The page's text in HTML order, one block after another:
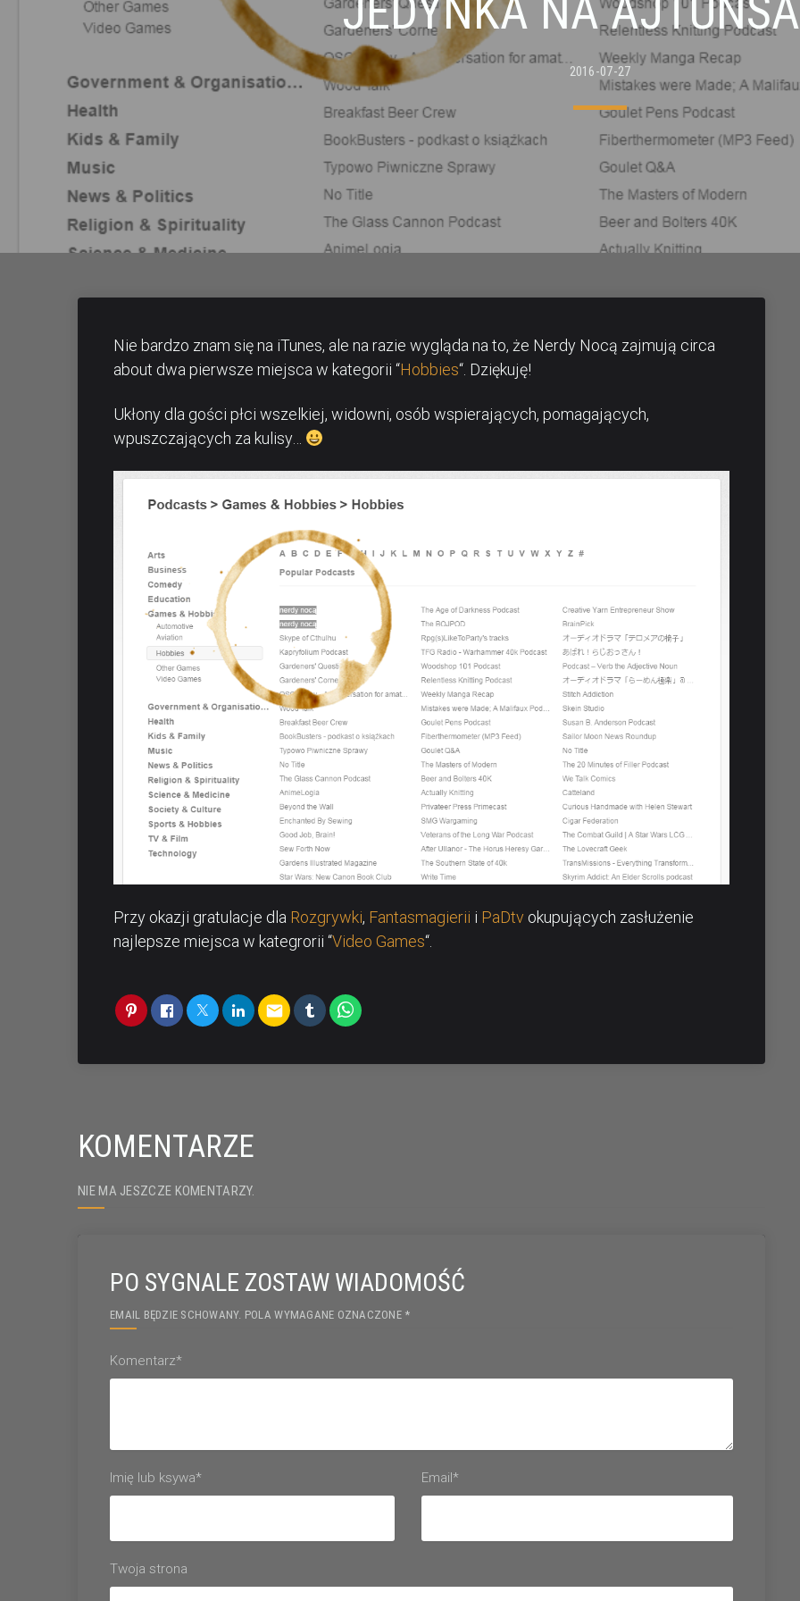
2016-07-27
Nie bardzo znam się na iTunes, ale na razie wygląda na to, że Nerdy Nocą zajmują circa
about dwa pierwsze miejsca w kategorii “Hobbies“. Dziękuję!
Ukłony dla gości płci wszelkiej, widowni, osób wspierających, pomagających,
wpuszczających za kulisy…
Przy okazji gratulacje dla Rozgrywki, Fantasmagierii i PaDtv okupujących zasłużenie
najlepsze miejsca w kategrorii “Video Games“.
email
KOMENTARZE
NIE MA JESZCZE KOMENTARZY.
PO SYGNALE ZOSTAW WIADOMOŚĆ
EMAIL BĘDZIE SCHOWANY. POLA WYMAGANE OZNACZONE *
Komentarz*
Imię lub ksywa* Email*
Twoja strona